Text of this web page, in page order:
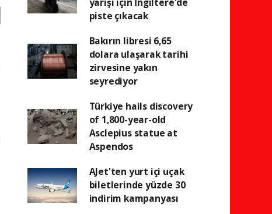
piste çıkacak
Bakırın libresi 6,65
dolara ulaşarak tarihi
zirvesine yakın
seyrediyor
Türkiye hails discovery
of 1,800-year-old
Asclepius statue at
Aspendos
AJet'ten yurt içi uçak
biletlerinde yüzde 30
indirim kampanyası